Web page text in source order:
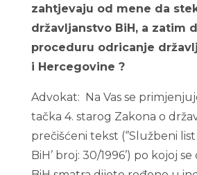
zahtjevaju od mene da
državljanstvo BiH, a zatim
proceduru odricanje
i Hercegovine ?
Advokat: Na Vas se
tačka 4. starog Zakona o
prečišćeni tekst (‘’Službeni
BiH’ broj: 30/1996’) po kojoj